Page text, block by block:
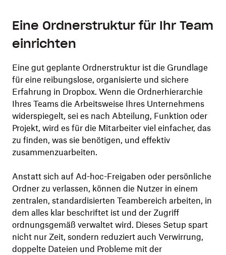
Eine Ordnerstruktur für Ihr Team
einrichten
Eine gut geplante Ordnerstruktur ist die Grundlage
für eine reibungslose, organisierte und sichere
Erfahrung in Dropbox. Wenn die Ordnerhierarchie
Ihres Teams die Arbeitsweise Ihres Unternehmens
widerspiegelt, sei es nach Abteilung, Funktion oder
Projekt, wird es für die Mitarbeiter viel einfacher, das
zu finden, was sie benötigen, und effektiv
zusammenzuarbeiten.
Anstatt sich auf Ad-hoc-Freigaben oder persönliche
Ordner zu verlassen, können die Nutzer in einem
zentralen, standardisierten Teambereich arbeiten, in
dem alles klar beschriftet ist und der Zugriff
ordnungsgemäß verwaltet wird. Dieses Setup spart
nicht nur Zeit, sondern reduziert auch Verwirrung,
doppelte Dateien und Probleme mit der